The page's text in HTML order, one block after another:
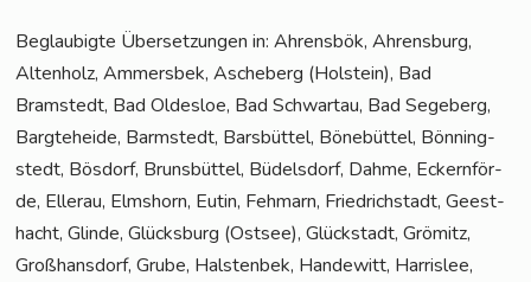
Beglau­big­te Über­set­zun­gen in: Ahrens­bök, Ahrens­burg,
Alten­holz, Ammers­bek, Asche­berg (Hol­stein), Bad
Bramstedt, Bad Oldes­loe, Bad Schwar­tau, Bad Sege­berg,
Barg­te­he­i­de, Barm­stedt, Bars­büt­tel, Böne­büt­tel, Bön­ning­
stedt, Bös­dorf, Bruns­büt­tel, Büdels­dorf, Dah­me, Eckern­för­
de, Eller­au, Elms­horn, Eutin, Feh­marn, Fried­rich­stadt, Geest­
hacht, Glin­de, Glücks­burg (Ost­see), Glück­stadt, Grömitz,
Groß­hans­dorf, Gru­be, Hals­ten­bek, Han­de­witt, Harris­lee,